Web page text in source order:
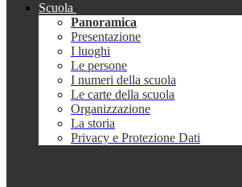
Scuola
Panoramica
Presentazione
I luoghi
Le persone
I numeri della scuola
Le carte della scuola
Organizzazione
La storia
Privacy e Protezione Dati